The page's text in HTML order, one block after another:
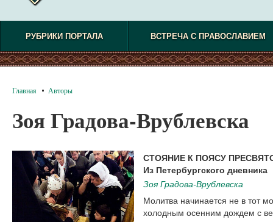
РУБРИКИ ПОРТАЛА ВСТРЕЧА С ПРАВОСЛАВИЕМ
Главная Авторы
Зоя Градова-Врублевска
СТОЯНИЕ К ПОЯСУ
Из Петербургского дневника
Зоя Градова-Врублевска
Молитва начинается не в тот
холодным осенним дождем с